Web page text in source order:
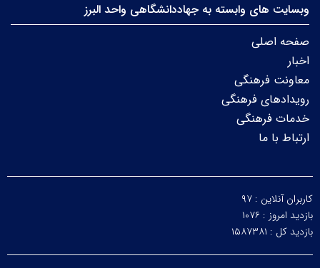
وبسایت های وابسته به جهاددانشگاهی واحد البرز
صفحه اصلی
اخبار
معاونت فرهنگی
رویدادهای فرهنگی
خدمات فرهنگی
ارتباط با ما
کاربران آنلاین : ۹۷
بازدید امروز : ۱۰۷۶
بازدید کل : ۱۵۸۷۳۸۱